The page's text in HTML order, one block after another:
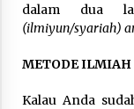
dalam dua
(ilmiyun/syariah)
METODE
Kalau Anda